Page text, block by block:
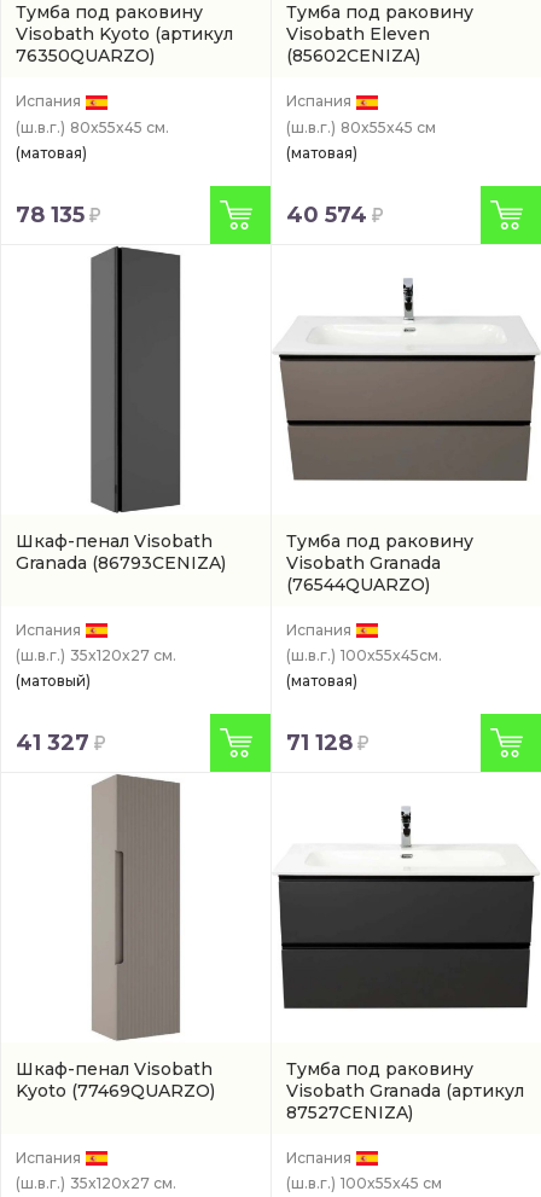
Тумба под раковину
Visobath Kyoto (артикул
76350QUARZO)
Испания
(ш.в.г.) 80x55x45 см.
(матовая)
78 135
Тумба под раковину
Visobath Eleven
(85602CENIZA)
Испания
(ш.в.г.) 80x55x45 см
(матовая)
40 574
Шкаф-пенал Visobath
Granada (86793CENIZA)
Испания
(ш.в.г.) 35x120x27 см.
(матовый)
41 327
Тумба под раковину
Visobath Granada
(76544QUARZO)
Испания
(ш.в.г.) 100x55x45см.
(матовая)
71 128
Шкаф-пенал Visobath
Kyoto (77469QUARZO)
Испания
(ш.в.г.) 35x120x27 см.
Тумба под раковину
Visobath Granada (артикул
87527CENIZA)
Испания
(ш.в.г.) 100x55x45 см